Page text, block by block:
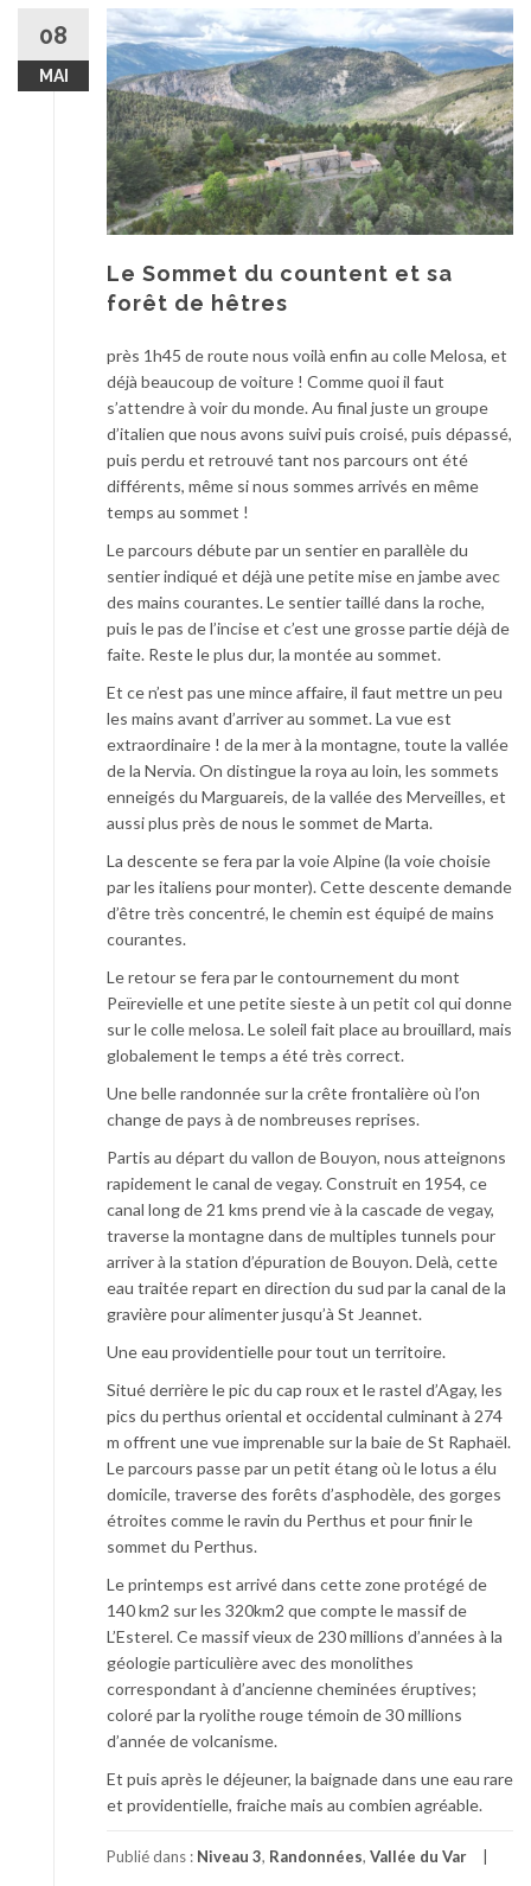
08
MAI
Le Sommet du countent et sa
forêt de hêtres
près 1h45 de route nous voilà enfin au colle Melosa, et
déjà beaucoup de voiture ! Comme quoi il faut
s’attendre à voir du monde. Au final juste un groupe
d’italien que nous avons suivi puis croisé, puis dépassé,
puis perdu et retrouvé tant nos parcours ont été
différents, même si nous sommes arrivés en même
temps au sommet !
Le parcours débute par un sentier en parallèle du
sentier indiqué et déjà une petite mise en jambe avec
des mains courantes. Le sentier taillé dans la roche,
puis le pas de l’incise et c’est une grosse partie déjà de
faite. Reste le plus dur, la montée au sommet.
Et ce n’est pas une mince affaire, il faut mettre un peu
les mains avant d’arriver au sommet. La vue est
extraordinaire ! de la mer à la montagne, toute la vallée
de la Nervia. On distingue la roya au loin, les sommets
enneigés du Marguareis, de la vallée des Merveilles, et
aussi plus près de nous le sommet de Marta.
La descente se fera par la voie Alpine (la voie choisie
par les italiens pour monter). Cette descente demande
d’être très concentré, le chemin est équipé de mains
courantes.
Le retour se fera par le contournement du mont
Peïrevielle et une petite sieste à un petit col qui donne
sur le colle melosa. Le soleil fait place au brouillard, mais
globalement le temps a été très correct.
Une belle randonnée sur la crête frontalière où l’on
change de pays à de nombreuses reprises.
Partis au départ du vallon de Bouyon, nous atteignons
rapidement le canal de vegay. Construit en 1954, ce
canal long de 21 kms prend vie à la cascade de vegay,
traverse la montagne dans de multiples tunnels pour
arriver à la station d’épuration de Bouyon. Delà, cette
eau traitée repart en direction du sud par la canal de la
gravière pour alimenter jusqu’à St Jeannet.
Une eau providentielle pour tout un territoire.
Situé derrière le pic du cap roux et le rastel d’Agay, les
pics du perthus oriental et occidental culminant à 274
m offrent une vue imprenable sur la baie de St Raphaël.
Le parcours passe par un petit étang où le lotus a élu
domicile, traverse des forêts d’asphodèle, des gorges
étroites comme le ravin du Perthus et pour finir le
sommet du Perthus.
Le printemps est arrivé dans cette zone protégé de
140 km2 sur les 320km2 que compte le massif de
L’Esterel. Ce massif vieux de 230 millions d’années à la
géologie particulière avec des monolithes
correspondant à d’ancienne cheminées éruptives;
coloré par la ryolithe rouge témoin de 30 millions
d’année de volcanisme.
Et puis après le déjeuner, la baignade dans une eau rare
et providentielle, fraiche mais au combien agréable.
Publié dans : Niveau 3, Randonnées, Vallée du Var